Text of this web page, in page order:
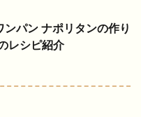
ンパン ナポリタンの作り
レシピ紹介